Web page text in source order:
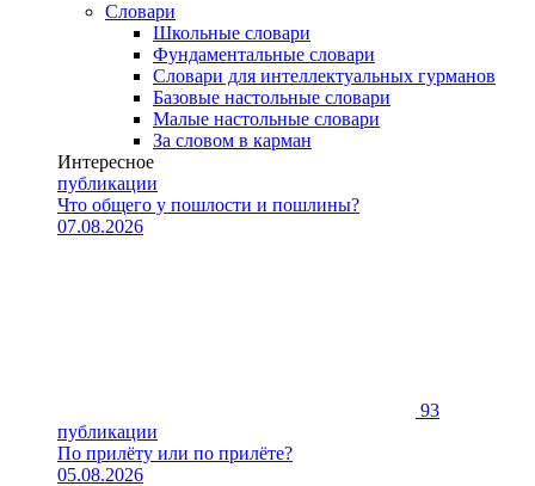
Словари
Школьные словари
Фундаментальные словари
Словари для интеллектуальных гурманов
Базовые настольные словари
Малые настольные словари
За словом в карман
Интересное
публикации
Что общего у пошлости и пошлины?
07.08.2026
93
публикации
По прилёту или по прилёте?
05.08.2026